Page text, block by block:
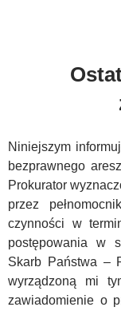
Niniejszym
bezprawnego
Prokurator
przez
czynności w
postępowania w
Skarb Państwa –
wyrządzoną mi
zawiadomienie o